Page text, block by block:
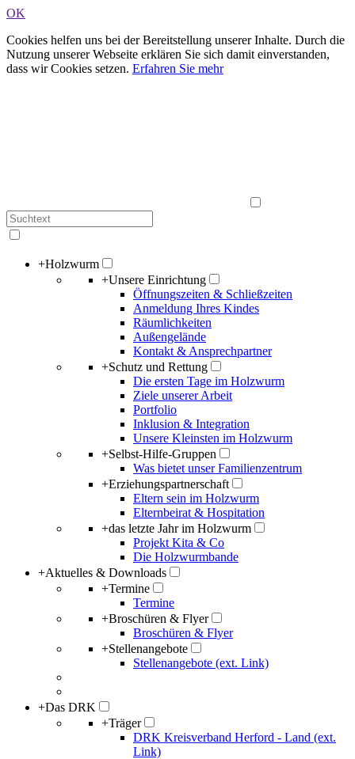
OK
Cookies helfen uns bei der Bereitstellung unserer Inhalte. Durch die
Nutzung unserer Webseite erklären Sie sich damit einverstanden,
dass wir Cookies setzen. Erfahren Sie mehr
+Holzwurm
+Unsere Einrichtung
Öffnungszeiten & Schließzeiten
Anmeldung Ihres Kindes
Räumlichkeiten
Außengelände
Kontakt & Ansprechpartner
+Schutz und Rettung
Die ersten Tage im Holzwurm
Ziele unserer Arbeit
Portfolio
Inklusion & Integration
Unsere Kleinsten im Holzwurm
+Selbst-Hilfe-Gruppen
Was bietet unser Familienzentrum
+Erziehungspartnerschaft
Eltern sein im Holzwurm
Elternbeirat & Hospitation
+das letzte Jahr im Holzwurm
Projekt Kita & Co
Die Holzwurmbande
+Aktuelles & Downloads
+Termine
Termine
+Broschüren & Flyer
Broschüren & Flyer
+Stellenangebote
Stellenangebote (ext. Link)
+Das DRK
+Träger
DRK Kreisverband Herford - Land (ext.
Link)